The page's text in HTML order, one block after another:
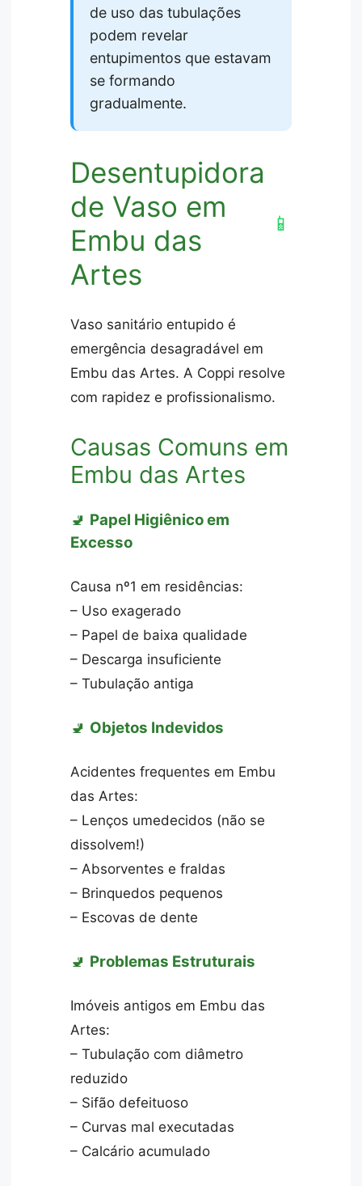
de uso das tubulações
podem revelar
entupimentos que estavam
se formando
gradualmente.
Desentupidora
de Vaso em
Embu das
Artes
📱
Vaso sanitário entupido é
emergência desagradável em
Embu das Artes. A Coppi resolve
com rapidez e profissionalismo.
Causas Comuns em
Embu das Artes
🚽 Papel Higiênico em
Excesso
Causa nº1 em residências:
– Uso exagerado
– Papel de baixa qualidade
– Descarga insuficiente
– Tubulação antiga
🚽 Objetos Indevidos
Acidentes frequentes em Embu
das Artes:
– Lenços umedecidos (não se
dissolvem!)
– Absorventes e fraldas
– Brinquedos pequenos
– Escovas de dente
🚽 Problemas Estruturais
Imóveis antigos em Embu das
Artes:
– Tubulação com diâmetro
reduzido
– Sifão defeituoso
– Curvas mal executadas
– Calcário acumulado